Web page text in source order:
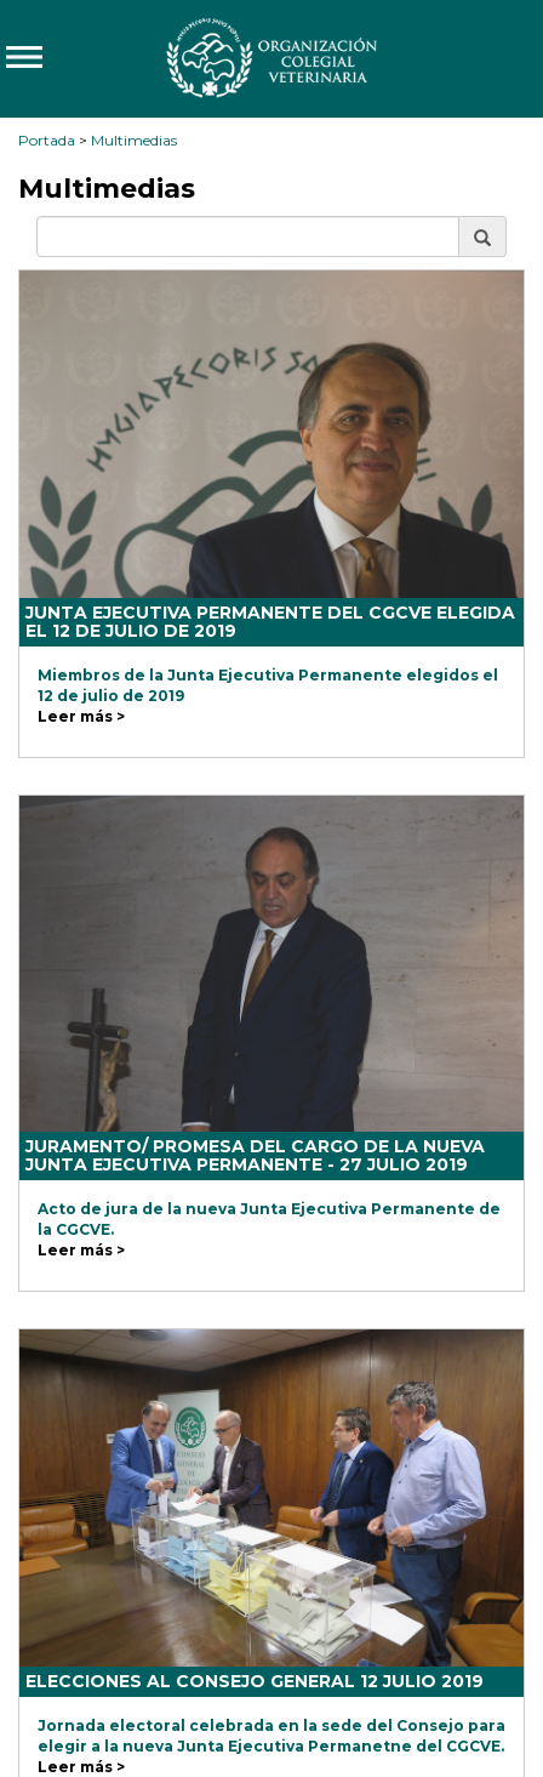
Portada > Multimedias
Multimedias
JUNTA EJECUTIVA PERMANENTE DEL CGCVE ELEGIDA
EL 12 DE JULIO DE 2019
Miembros de la Junta Ejecutiva Permanente elegidos el
12 de julio de 2019
Leer más >
JURAMENTO/ PROMESA DEL CARGO DE LA NUEVA
JUNTA EJECUTIVA PERMANENTE - 27 JULIO 2019
Acto de jura de la nueva Junta Ejecutiva Permanente de
la CGCVE.
Leer más >
ELECCIONES AL CONSEJO GENERAL 12 JULIO 2019
Jornada electoral celebrada en la sede del Consejo para
elegir a la nueva Junta Ejecutiva Permanetne del CGCVE.
Leer más >